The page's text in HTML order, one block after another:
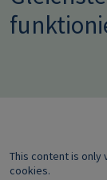
This content is
cookies.